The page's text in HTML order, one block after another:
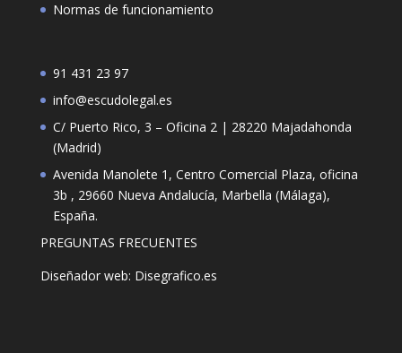
Normas de funcionamiento
91 431 23 97
info@escudolegal.es
C/ Puerto Rico, 3 – Oficina 2 | 28220 Majadahonda
(Madrid)
Avenida Manolete 1, Centro Comercial Plaza, oficina
3b , 29660 Nueva Andalucía, Marbella (Málaga),
España.
PREGUNTAS FRECUENTES
Diseñador web: Disegrafico.es